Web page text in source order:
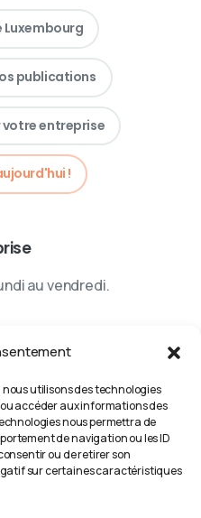
utilisons des technologies
accéder aux informations des
nous permettra de
de navigation ou les ID
ou de retirer son
sur certaines caractéristiques
Luxembourg
publications
votre entreprise
!
au vendredi.